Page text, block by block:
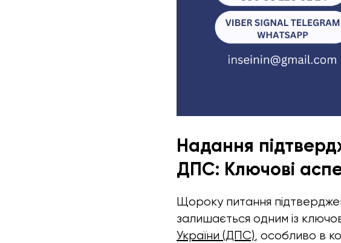
Надання
ДПС: Ключові
Щороку питання
залишається одним із
України (ДПС), особливо в